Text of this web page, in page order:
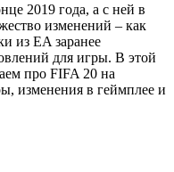
2019 года, а с ней в
изменений – как
из EA заранее
для игры. В этой
про FIFA 20 на
изменения в геймплее и